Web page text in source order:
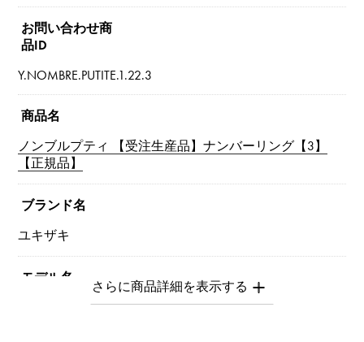
お問い合わせ商
品ID
Y.NOMBRE.PUTITE.1.22.3
商品名
ノンブルプティ 【受注生産品】ナンバーリング【3】
【正規品】
ブランド名
ユキザキ
モデル名
ノンブルプティ